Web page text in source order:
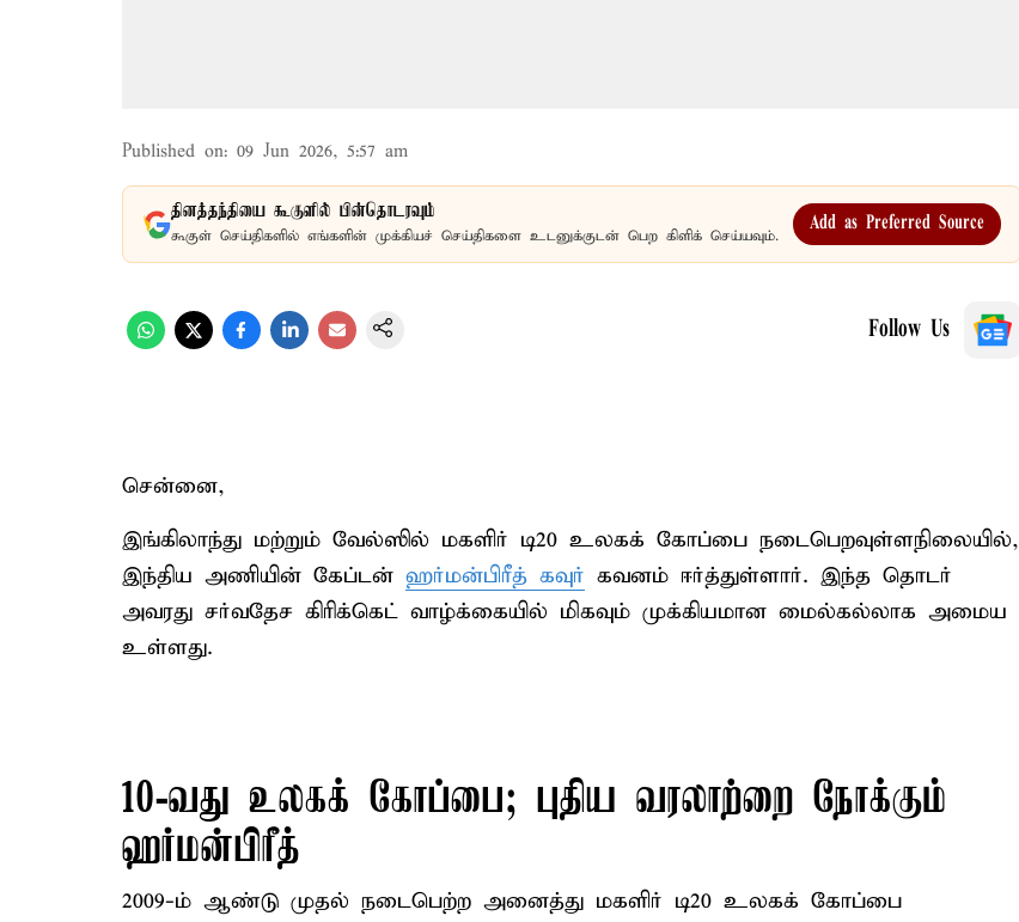
Published on: 09 Jun 2026, 5:57 am
தினத்தந்தியை கூகுளில் பின்தொடரவும்
கூகுள் செய்திகளில் எங்களின் முக்கியச் செய்திகளை உடனுக்குடன் பெற கிளிக் செய்யவும்.
Add as Preferred Source
Follow Us
சென்னை,
இங்கிலாந்து மற்றும் வேல்ஸில் மகளிர் டி20 உலகக் கோப்பை நடைபெறவுள்ளநிலையில்,
இந்திய அணியின் கேப்டன் ஹர்மன்பிரீத் கவுர் கவனம் ஈர்த்துள்ளார். இந்த தொடர்
அவரது சர்வதேச கிரிக்கெட் வாழ்க்கையில் மிகவும் முக்கியமான மைல்கல்லாக அமைய
உள்ளது.
10-வது உலகக் கோப்பை; புதிய வரலாற்றை நோக்கும்
ஹர்மன்பிரீத்
2009-ம் ஆண்டு முதல் நடைபெற்ற அனைத்து மகளிர் டி20 உலகக் கோப்பை